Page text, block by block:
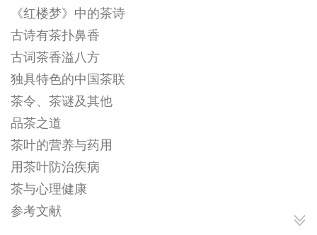
《红楼梦》中的茶诗
古诗有茶扑鼻香
古词茶香溢八方
独具特色的中国茶联
茶令、茶谜及其他
品茶之道
茶叶的营养与药用
用茶叶防治疾病
茶与心理健康
参考文献